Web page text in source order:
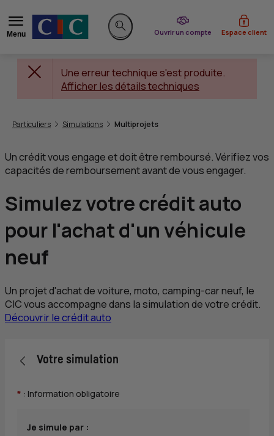
Menu
Rechercher sur le site
Ouvrir un compte
du CIC Espace client
Une erreur technique s'est produite.
Afficher les détails techniques
Particuliers Simulations Multiprojets
Un crédit vous engage et doit être remboursé. Vérifiez vos
capacités de remboursement avant de vous engager.
Simulez votre crédit auto
pour l'achat d'un véhicule
neuf
Un projet d'achat de voiture, moto, camping-car neuf, le
CICvous accompagne dans la simulation de votre crédit.
Découvrir le crédit auto
Retour vers la page précédente
Votre simulation
* : Information obligatoire
Je simule par :